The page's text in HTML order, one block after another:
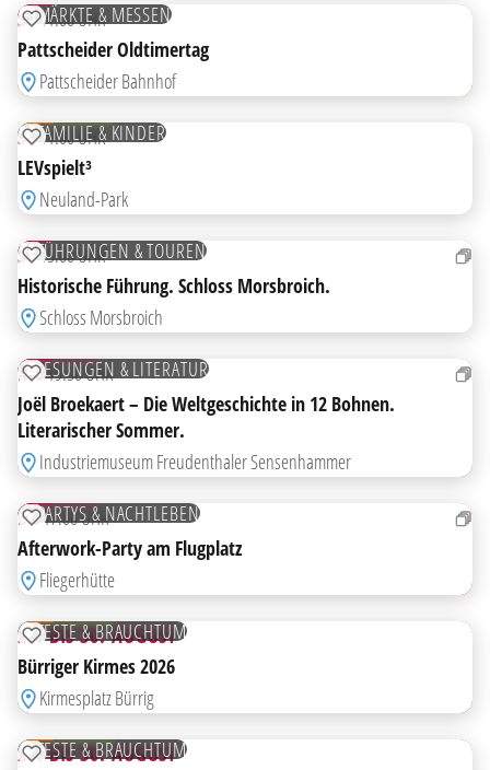
MÄRKTE & MESSEN
ZUR MERKLISTE HINZUFÜGEN
SO11:00 UHR
Pattscheider Oldtimertag
Pattscheider Bahnhof
HIGHLIGHT
23
FAMILIE & KINDER
ZUR MERKLISTE HINZUFÜGEN
SO11:00 UHR
LEVspielt³
Neuland-Park
23
FÜHRUNGEN & TOUREN
ZUR MERKLISTE HINZUFÜGEN
SO15:00 UHR
Historische Führung. Schloss Morsbroich.
Schloss Morsbroich
24
LESUNGEN & LITERATUR
ZUR MERKLISTE HINZUFÜGEN
MO19:30 UHR
Joël Broekaert – Die Weltgeschichte in 12 Bohnen.
Literarischer Sommer.
Industriemuseum Freudenthaler Sensenhammer
27
PARTYS & NACHTLEBEN
ZUR MERKLISTE HINZUFÜGEN
DO17:00 UHR
Afterwork-Party am Flugplatz
Fliegerhütte
HIGHLIGHT
AB
28
FESTE & BRAUCHTUM
ZUR MERKLISTE HINZUFÜGEN
28. BIS 30. AUGUST
Bürriger Kirmes 2026
Kirmesplatz Bürrig
HIGHLIGHT
AB
28
FESTE & BRAUCHTUM
ZUR MERKLISTE HINZUFÜGEN
28. BIS 30. AUGUST